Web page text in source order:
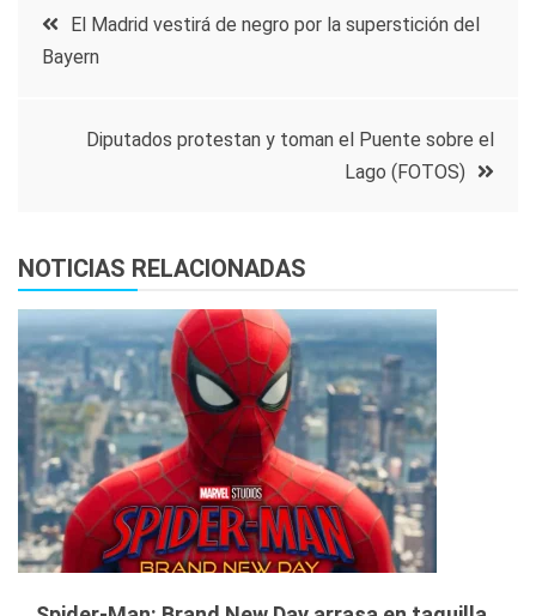
Navegación
entradas
El Madrid vestirá de negro por la superstición del
Bayern
Diputados protestan y toman el Puente sobre el
Lago (FOTOS)
NOTICIAS RELACIONADAS